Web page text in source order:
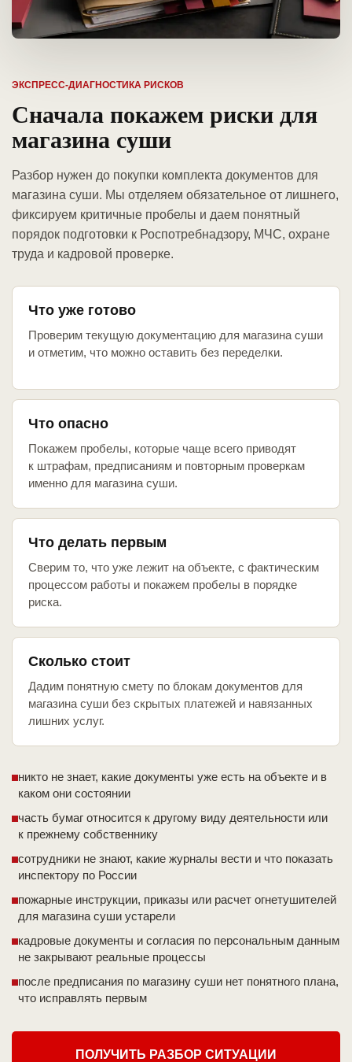
ЭКСПРЕСС-ДИАГНОСТИКА РИСКОВ
Сначала покажем риски для
магазина суши
Разбор нужен до покупки комплекта документов для
магазина суши. Мы отделяем обязательное от лишнего,
фиксируем критичные пробелы и даем понятный
порядок подготовки к Роспотребнадзору, МЧС, охране
труда и кадровой проверке.
Что уже готово
Проверим текущую документацию для магазина суши
и отметим, что можно оставить без переделки.
Что опасно
Покажем пробелы, которые чаще всего приводят
к штрафам, предписаниям и повторным проверкам
именно для магазина суши.
Что делать первым
Сверим то, что уже лежит на объекте, с фактическим
процессом работы и покажем пробелы в порядке
риска.
Сколько стоит
Дадим понятную смету по блокам документов для
магазина суши без скрытых платежей и навязанных
лишних услуг.
никто не знает, какие документы уже есть на объекте и в
каком они состоянии
часть бумаг относится к другому виду деятельности или
к прежнему собственнику
сотрудники не знают, какие журналы вести и что показать
инспектору по России
пожарные инструкции, приказы или расчет огнетушителей
для магазина суши устарели
кадровые документы и согласия по персональным данным
не закрывают реальные процессы
после предписания по магазину суши нет понятного плана,
что исправлять первым
ПОЛУЧИТЬ РАЗБОР СИТУАЦИИ